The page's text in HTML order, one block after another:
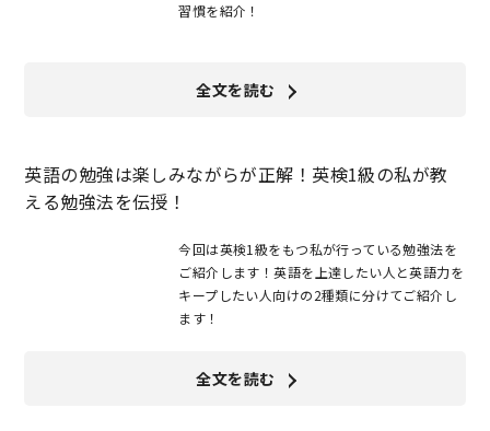
習慣を紹介！
全文を読む
英語の勉強は楽しみながらが正解！英検1級の私が教
える勉強法を伝授！
今回は英検1級をもつ私が行っている勉強法を
ご紹介します！英語を上達したい人と英語力を
キープしたい人向けの2種類に分けてご紹介し
ます！
全文を読む